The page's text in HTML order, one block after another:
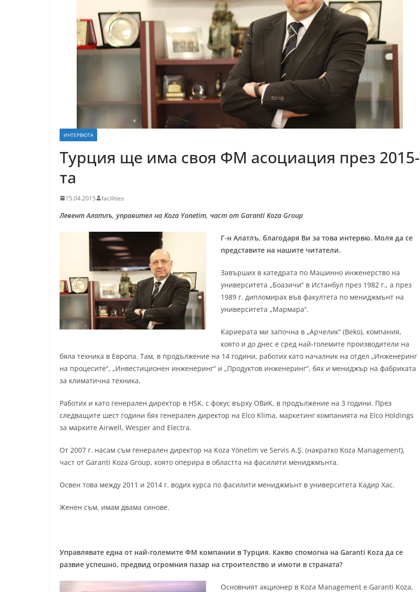
ИНТЕРВЮТА
Турция ще има своя ФМ асоциация през 2015-
та
15.04.2015 facilities
Левент Алатлъ, управител на Koza Yonetim, част от Garanti Koza Group
Г-н Алатлъ, благодаря Ви за това интервю. Моля да се
представите на нашите читатели.
Завърших в катедрата по Машинно инженерство на
университета „Боазичи“ в Истанбул през 1982 г., а през
1989 г. дипломирах във факултета по мениджмънт на
университета „Мармара“.
Кариерата ми започна в „Арчелик“ (Beko), компания,
която и до днес е сред най-големите производители на
бяла техника в Европа. Там, в продължение на 14 години, работих като началник на отдел „Инженеринг
на процесите“, „Инвестиционен инженеринг“ и „Продуктов инженеринг“, бях и мениджър на фабриката
за климатична техника.
Работих и като генерален директор в HSK, с фокус върху ОВиК, в продължение на 3 години. През
следващите шест години бях генерален директор на Elco Klima, маркетинг компанията на Elco Holdings
за марките Airwell, Wesper and Electra.
От 2007 г. насам съм генерален директор на Koza Yönetim ve Servis A.Ş. (накратко Koza Management),
част от Garanti Koza Group, която оперира в областта на фасилити мениджмънта.
Освен това между 2011 и 2014 г. водих курса по фасилити мениджмънт в университета Кадир Хас.
Женен съм, имам двама синове.
Управлявате една от най-големите ФМ компании в Турция. Какво спомогна на Garanti Koza да се
развие успешно, предвид огромния пазар на строителство и имоти в страната?
Основният акционер в Koza Management е Garanti Koza,